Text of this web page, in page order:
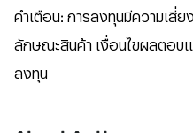
คำเตือน: การลงทุนมีความเสี่
ลักษณะสินค้า เงื่อนไขผลตอบ
ลงทุน